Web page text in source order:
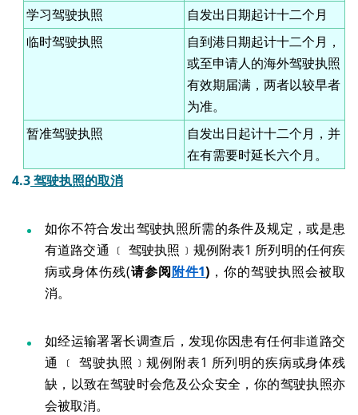
学习驾驶执照
自发出日期起计十二个月
临时驾驶执照
自到港日期起计十二个月，
或至申请人的海外驾驶执照
有效期届满，两者以较早者
为准。
暂准驾驶执照
自发出日起计十二个月，并
在有需要时延长六个月。
4.3驾驶执照的取消
如你不符合发出驾驶执照所需的条件及规定，或是患
有道路交通 ﹝ 驾驶执照﹞规例附表1 所列明的任何疾
病或身体伤残(请参阅附件1) ，你的驾驶执照会被取
消。
如经运输署署长调查后，发现你因患有任何非道路交
通 ﹝ 驾驶执照﹞规例附表1 所列明的疾病或身体残
缺，以致在驾驶时会危及公众安全，你的驾驶执照亦
会被取消。